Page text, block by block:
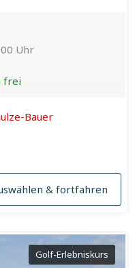
Uhr
frei
Bauer
& fortfahren
Golf-Erlebniskurs